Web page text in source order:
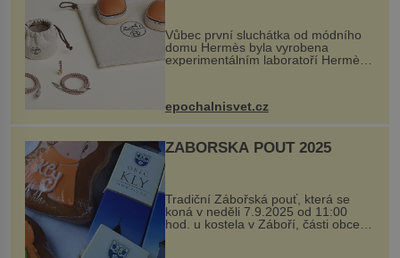
Vůbec první sluchátka od módního
domu Hermès byla vyrobena
experimentálním laboratoří Hermès
kovový...
epochalnisvet.cz
ZÁBOŘSKÁ POUŤ 2025
Tradiční Zábořská pouť, která se
koná v neděli 7.9.2025 od 11:00
hod. u kostela v Záboří, části obce
Kly u Mělníka. V programu naleznete
komentovanou prohlídku kostela,